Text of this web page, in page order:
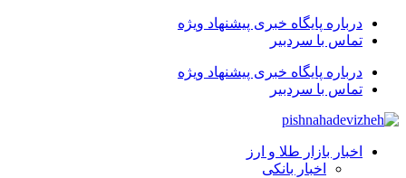
درباره پایگاه خبری پیشنهاد ویژه
تماس با سردبیر
درباره پایگاه خبری پیشنهاد ویژه
تماس با سردبیر
اخبار بازار طلا و ارز
اخبار بانکی